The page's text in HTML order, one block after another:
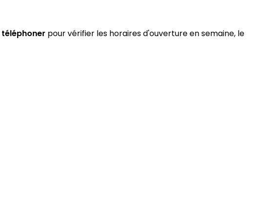
téléphoner pour vérifier les horaires d'ouverture en semaine, le